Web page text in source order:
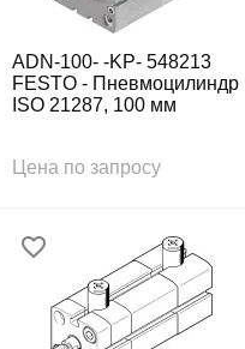
ADN-100- -KP- 548213
FESTO - Пневмоцилиндр
ISO 21287, 100 мм
Цена по запросу